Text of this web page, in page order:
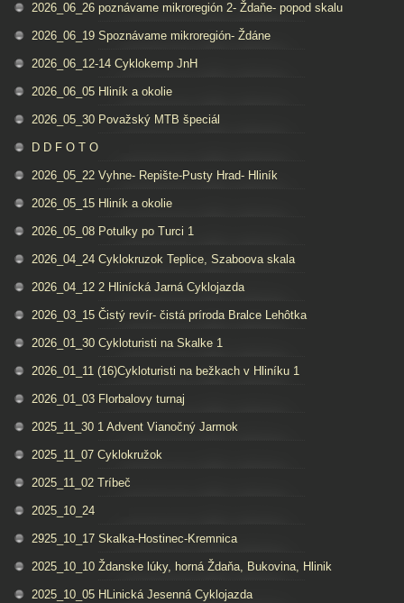
2026_06_26 poznávame mikroregión 2- Ždaňe- popod skalu
2026_06_19 Spoznávame mikroregión- Ždáne
2026_06_12-14 Cyklokemp JnH
2026_06_05 Hliník a okolie
2026_05_30 Považský MTB špeciál
D D F O T O
2026_05_22 Vyhne- Repište-Pusty Hrad- Hliník
2026_05_15 Hliník a okolie
2026_05_08 Potulky po Turci 1
2026_04_24 Cyklokruzok Teplice, Szaboova skala
2026_04_12 2 Hlinícká Jarná Cyklojazda
2026_03_15 Čistý revír- čistá príroda Bralce Lehôtka
2026_01_30 Cykloturisti na Skalke 1
2026_01_11 (16)Cykloturisti na bežkach v Hliníku 1
2026_01_03 Florbalovy turnaj
2025_11_30 1 Advent Vianočný Jarmok
2025_11_07 Cyklokružok
2025_11_02 Tríbeč
2025_10_24
2925_10_17 Skalka-Hostinec-Kremnica
2025_10_10 Ždanske lúky, horná Ždaňa, Bukovina, Hlinik
2025_10_05 HLinická Jesenná Cyklojazda